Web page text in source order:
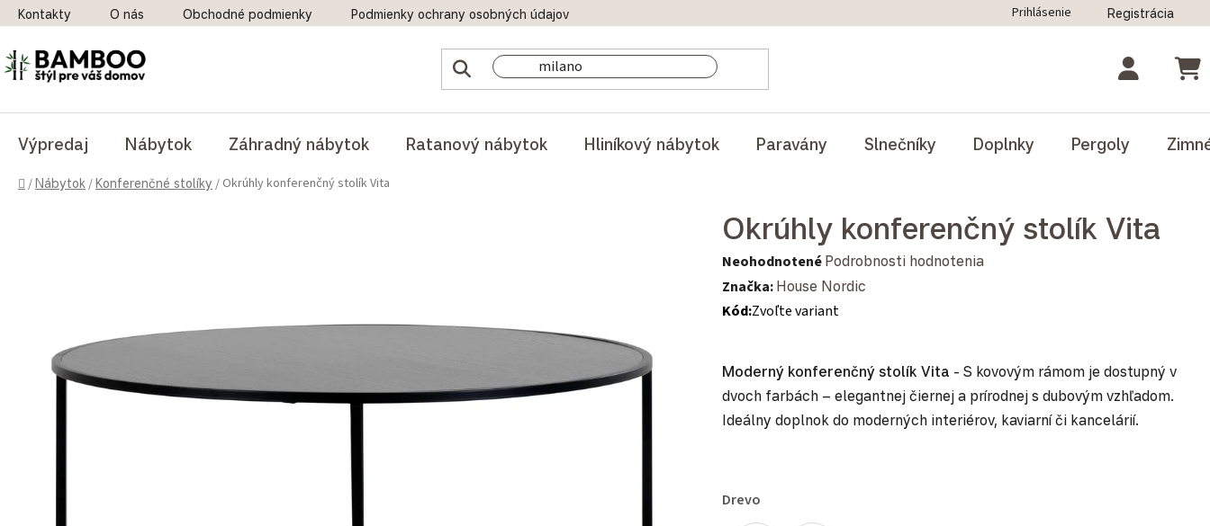
Prejsť na obsah
Kontakty O nás Obchodné podmienky Podmienky ochrany osobných údajov Odstúpenie od zmluvy
Prihlásenie Registrácia
Výpredaj Nábytok Záhradný nábytok Ratanový nábytok Hliníkový nábytok Paravány Slnečníky Doplnky Pergoly
Domov
/Nábytok /Konferenčné stolíky / Okrúhly konferenčný stolík Vita
Okrúhly konferenčný stolík Vita
Priemerné hodnotenie produktu je 0,0 z 5 hviezdičiek.
Neohodnotené Podrobnosti hodnotenia
Značka: House Nordic
Kód:Zvoľte variant
Moderný konferenčný stolík Vita - S kovovým rámom je dostupný v
dvoch farbách – elegantnej čiernej a prírodnej s dubovým vzhľadom.
Ideálny doplnok do moderných interiérov, kaviarní či kancelárií.
Drevo